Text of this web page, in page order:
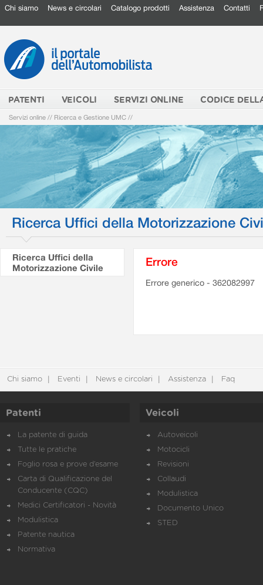
Chi siamo News e circolari Catalogo prodotti Assistenza Contatti
PATENTI VEICOLI SERVIZI ONLINE CODICE
Servizi online // Ricerca e Gestione UMC //
Ricerca Uffici della Motorizzazione
Ricerca Uffici della
Motorizzazione Civile
Errore
Errore generico - 362082997
Chi siamo Eventi News e circolari Assistenza Faq
Patenti
La patente di guida
Tutte le pratiche
Foglio rosa e prove d’esame
Carta di Qualificazione del
Conducente (CQC)
Medici Certificatori - Novità
Modulistica
Patente nautica
Normativa
Veicoli
Autoveicoli
Motocicli
Revisioni
Collaudi
Modulistica
Documento Unico
STED